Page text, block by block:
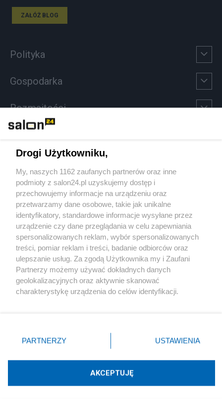
ZAŁÓŻ BLOG
Polityka
Gospodarka
Rozmaitości
Sport
Społeczeństwo
Kultura
X Facebook Instagram Youtube
Technologię dostarcza:W3media.pl
Drogi Użytkowniku,
My, naszych 1162 zaufanych partnerów oraz inne
podmioty z salon24.pl uzyskujemy dostęp i
przechowujemy informacje na urządzeniu oraz
przetwarzamy dane osobowe, takie jak unikalne
identyfikatory, standardowe informacje wysyłane przez
urządzenie czy dane przeglądania w celu zapewniania
spersonalizowanych reklam, wybór spersonalizowanych
treści, pomiar reklam i treści, badanie odbiorców oraz
ulepszanie usług. Za zgodą Użytkownika my i Zaufani
Partnerzy możemy używać dokładnych danych
geolokalizacyjnych oraz aktywnie skanować
charakterystykę urządzenia do celów identyfikacji.
zmienić/wycofać klikając przycisk ustawień prywatności
znajdujący się w lewym dolnym rogu strony
rodzaje przetwarzania danych nie wymagają zgody
użytkownika, ale masz prawo sprzeciwić się takiemu
przetwarzaniu. Preferencje będą miały zastosowania tylko
PARTNERZY USTAWIENIA
AKCEPTUJĘ